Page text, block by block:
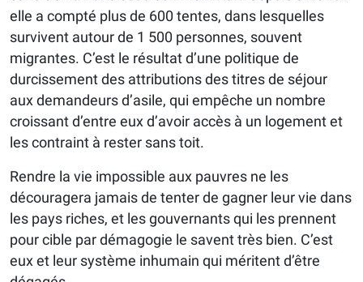
elle a compté plus de 600 tentes, dans lesquelles
survivent autour de 1 500 personnes, souvent
migrantes. C’est le résultat d’une politique de
durcissement des attributions des titres de séjour
aux demandeurs d’asile, qui empêche un nombre
croissant d’entre eux d’avoir accès à un logement et
les contraint à rester sans toit.
Rendre la vie impossible aux pauvres ne les
découragera jamais de tenter de gagner leur vie dans
les pays riches, et les gouvernants qui les prennent
pour cible par démagogie le savent très bien. C’est
eux et leur système inhumain qui méritent d’être